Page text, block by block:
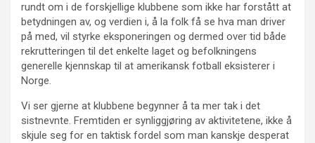
rundt om i de forskjellige klubbene som ikke har forstått at
betydningen av, og verdien i, å la folk få se hva man driver
på med, vil styrke eksponeringen og dermed over tid både
rekrutteringen til det enkelte laget og befolkningens
generelle kjennskap til at amerikansk fotball eksisterer i
Norge.
Vi ser gjerne at klubbene begynner å ta mer tak i det
sistnevnte. Fremtiden er synliggjøring av aktivitetene, ikke å
skjule seg for en taktisk fordel som man kanskje desperat